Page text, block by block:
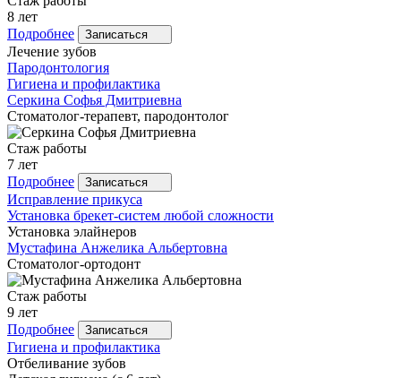
8 лет
Подробнее
Записаться
Лечение зубов
Пародонтология
Гигиена и профилактика
Серкина Софья Дмитриевна
Стоматолог-терапевт, пародонтолог
Стаж работы
7 лет
Подробнее
Записаться
Исправление прикуса
Установка брекет-систем любой сложности
Установка элайнеров
Мустафина Анжелика Альбертовна
Стоматолог-ортодонт
Стаж работы
9 лет
Подробнее
Записаться
Гигиена и профилактика
Отбеливание зубов